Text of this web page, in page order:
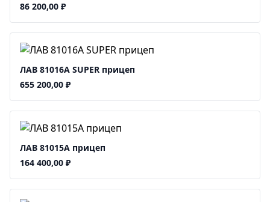
86 200,00 ₽
ЛАВ 81016A SUPER прицеп
655 200,00 ₽
ЛАВ 81015A прицеп
164 400,00 ₽